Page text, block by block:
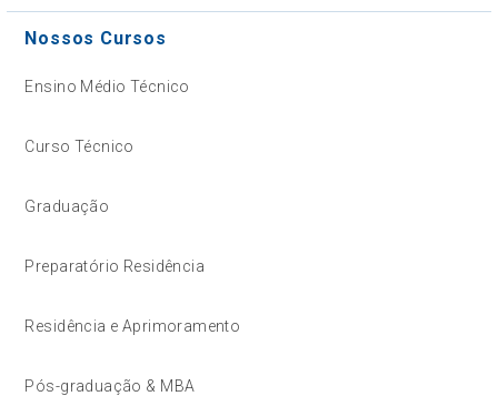
Nossos Cursos
Ensino Médio Técnico
Curso Técnico
Graduação
Preparatório Residência
Residência e Aprimoramento
Pós-graduação & MBA